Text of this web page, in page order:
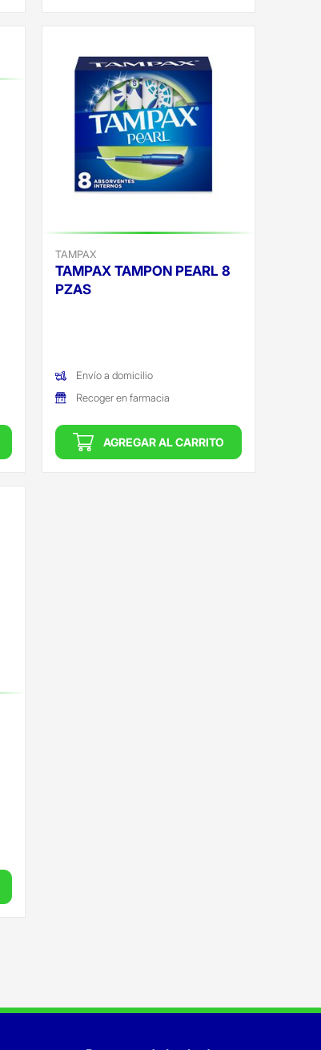
TAMPAX
TAMPAX TAMPON PEARL 8
PZAS
Envío a domicilio
Recoger en farmacia
AGREGAR AL CARRITO